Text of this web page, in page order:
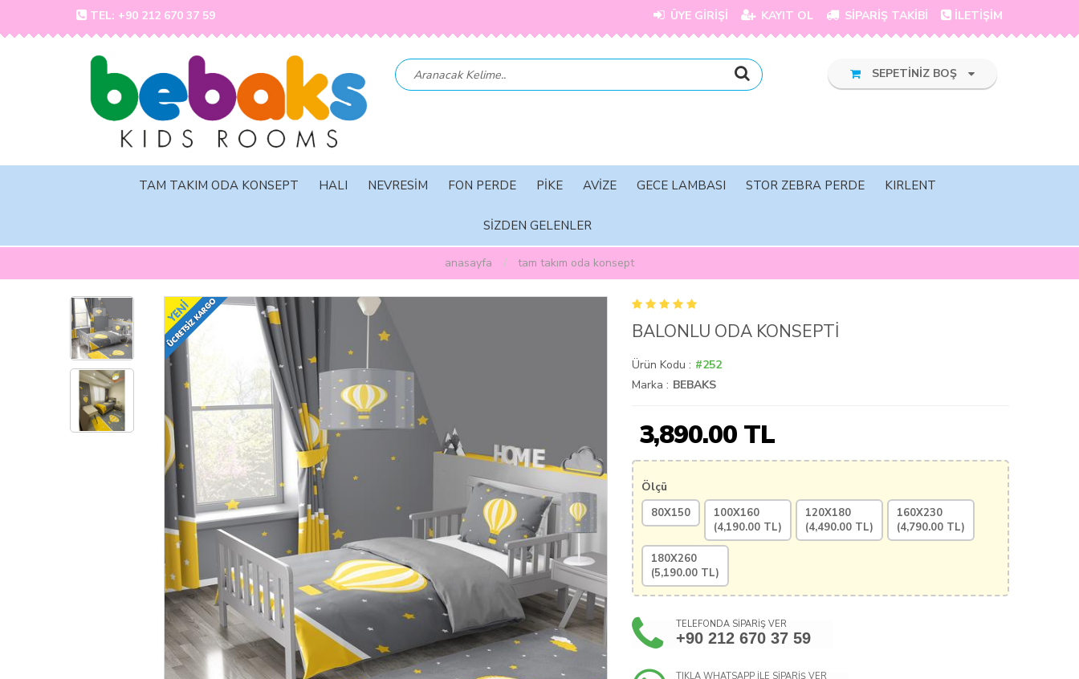
TEL: +90 212 670 37 59 ÜYE GİRİŞİ KAYIT OL SİPARİŞ TAKİBİ İLETİŞİM
SEPETİNİZ BOŞ
TAM TAKIM ODA KONSEPT HALI NEVRESİM FON PERDE PİKE AVİZE GECE LAMBASI STOR ZEBRA PERDE KIRLENT
SİZDEN GELENLER
anasayfa tam takim oda konsept
BALONLU ODA KONSEPTİ
Ürün Kodu : #252
Marka : BEBAKS
3,890.00 TL
Ölçü
80X150
100X160
(4,190.00 TL)
120X180
(4,490.00 TL)
160X230
(4,790.00 TL)
180X260
(5,190.00 TL)
TELEFONDA SİPARİŞ VER
+90 212 670 37 59
TIKLA WHATSAPP İLE SİPARİŞ VER